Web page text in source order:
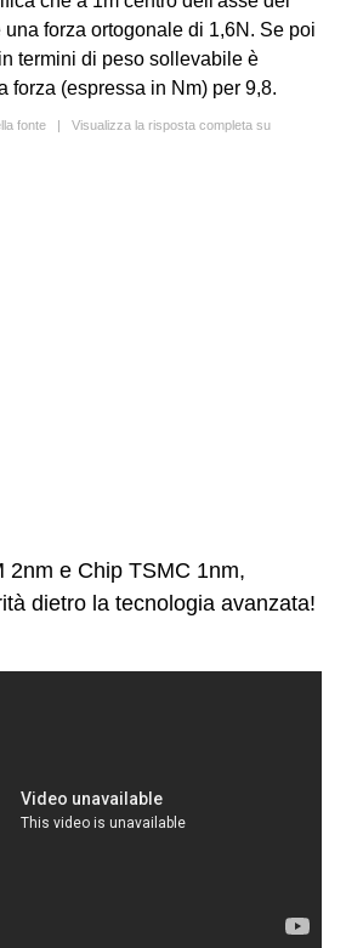
forza ortogonale di 1,6N. Se poi
termini di peso sollevabile è
forza (espressa in Nm) per 9,8.
fonte | Visualizza la risposta completa su
2nm e Chip TSMC 1nm,
dietro la tecnologia avanzata!